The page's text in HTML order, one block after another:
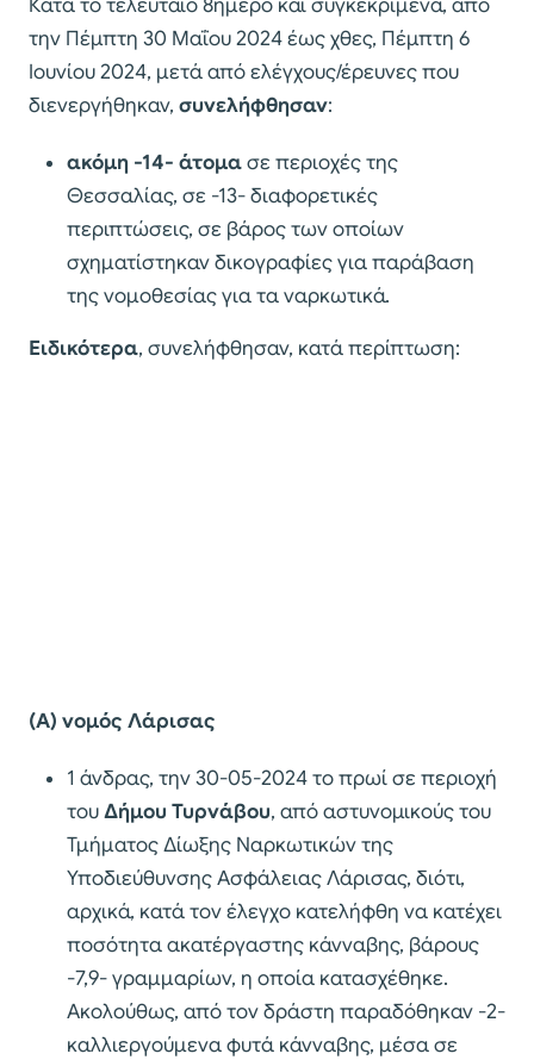
Κατά το τελευταίο 8ήμερο και συγκεκριμένα, από
την Πέμπτη 30 Μαΐου 2024 έως χθες, Πέμπτη 6
Ιουνίου 2024, μετά από ελέγχους/έρευνες που
διενεργήθηκαν, συνελήφθησαν:
ακόμη -14- άτομασε περιοχές της
Θεσσαλίας, σε -13- διαφορετικές
περιπτώσεις, σε βάρος των οποίων
σχηματίστηκαν δικογραφίες για παράβαση
της νομοθεσίας για τα ναρκωτικά.
Ειδικότερα, συνελήφθησαν, κατά περίπτωση:
(Α) νομός Λάρισας
1 άνδρας, την 30-05-2024 το πρωί σε περιοχή
τουΔήμου Τυρνάβου, από αστυνομικούς του
Τμήματος Δίωξης Ναρκωτικών της
Υποδιεύθυνσης Ασφάλειας Λάρισας, διότι,
αρχικά, κατά τον έλεγχο κατελήφθη να κατέχει
ποσότητα ακατέργαστης κάνναβης, βάρους
-7,9- γραμμαρίων, η οποία κατασχέθηκε.
Ακολούθως, από τον δράστη παραδόθηκαν -2-
καλλιεργούμενα φυτά κάνναβης, μέσα σε